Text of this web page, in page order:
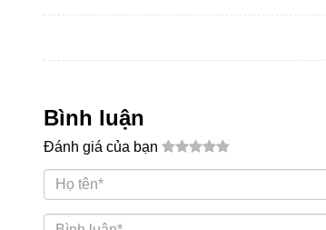
Bình luận
Đánh giá của bạn